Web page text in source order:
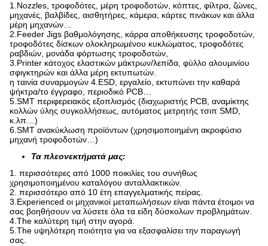
1.Nozzles, τροφοδότες, μέρη τροφοδοτών, κόπτες, φίλτρα, ζώνες,
μηχανές, βαλβίδες, αισθητήρες, κάμερα, κάρτες πινάκων και άλλα
μέρη μηχανών…
2.Feeder Jigs βαθμολόγησης, κάρρα αποθήκευσης τροφοδοτών,
τροφοδότες δίσκων ολοκληρωμένου κυκλώματος, τροφοδότες
ραβδιών, μονάδα φόρτωσης τροφοδοτών,
3.Printer κάτοχος ελαστικών μάκτρων/λεπίδα, φύλλο αλουμινίου
σφιγκτηρών και άλλα μέρη εκτυπωτών.
η ταινία συναρμογών 4.ESD, εργαλείο, εκτυπώνει την καθαρά
ψήκτρα/το έγγραφο, περιοδικό PCB…
5.SMT περιφερειακός εξοπλισμός (διαχωριστής PCB, αναμίκτης
κολλών ύλης συγκολλήσεως, αυτόματος μετρητής τσιπ SMD,
κ.λπ…)
6.SMT ανακύκλωση προϊόντων (χρησιμοποιημένη ακροφύσιο
μηχανή τροφοδοτών…)
Τα πλεονεκτήματά μας:
1. περισσότερες από 1000 ποικιλίες του συνήθως
χρησιμοποιημένου καταλόγου ανταλλακτικών.
2. περισσότερο από 10 έτη επαγγελματικής πείρας.
3.Experienced οι μηχανικοί μεταπωλήσεων είναι πάντα έτοιμοι να
σας βοηθήσουν να λύσετε όλα τα είδη δύσκολων προβλημάτων.
4.The καλύτερη τιμή στην αγορά.
5.The υψηλότερη ποιότητα για να εξασφαλίσει την παραγωγή
σας.